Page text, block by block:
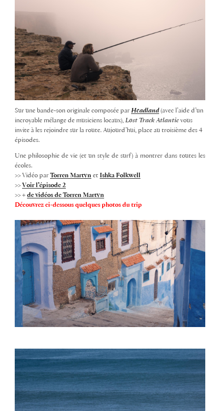
Sur une bande-son originale composée par Headland (avec l’aide d’un
incroyable mélange de musiciens locaux), Lost Track Atlanticvous
invite à les rejoindre sur la route. Aujourd’hui, place au troisième des 4
épisodes.
Une philosophie de vie (et un style de surf) à montrer dans toutes les
écoles.
>> Vidéo par Torren Martyn et Ishka Folkwell
>> Voir l’épisode 2
>> + de vidéos de Torren Martyn
Découvrez ci-dessous quelques photos du trip